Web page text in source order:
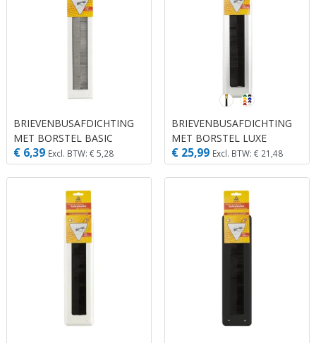
BRIEVENBUSAFDICHTING
MET BORSTEL BASIC
ZONDER KLEP WIT
€ 6,39 Excl. BTW: € 5,28
BRIEVENBUSAFDICHTING
MET BORSTEL LUXE
ZONDER KLEP ALUMINIUM
€ 25,99 Excl. BTW: € 21,48